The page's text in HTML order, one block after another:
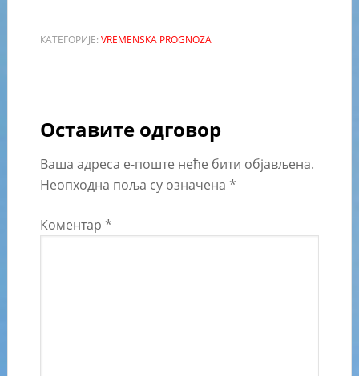
КАТЕГОРИЈЕ: VREMENSKA PROGNOZA
Оставите одговор
Ваша адреса е-поште неће бити објављена.
Неопходна поља су означена *
Коментар *